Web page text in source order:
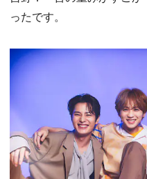
ったです。